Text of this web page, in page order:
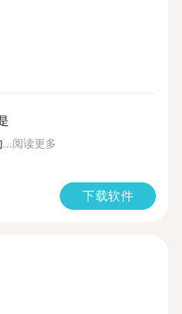
...阅读更多
下载软件